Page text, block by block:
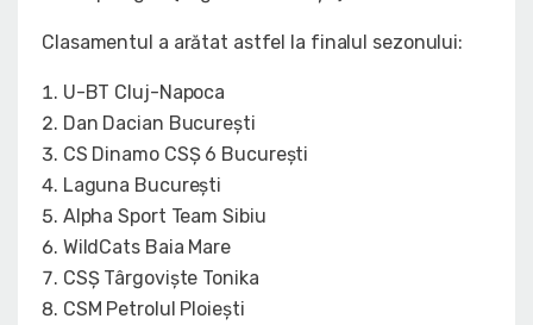
Clasamentul a arătat astfel la finalul sezonului:
U-BT Cluj-Napoca
Dan Dacian București
CS Dinamo CSȘ 6 București
Laguna București
Alpha Sport Team Sibiu
WildCats Baia Mare
CSȘ Târgoviște Tonika
CSM Petrolul Ploiești